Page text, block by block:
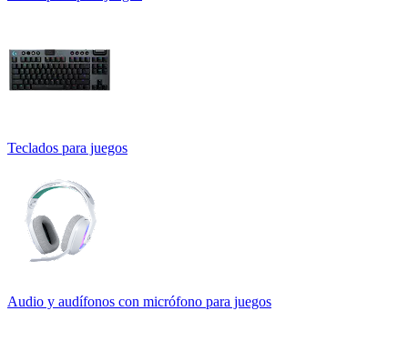
Teclados para juegos
Audio y audífonos con micrófono para juegos